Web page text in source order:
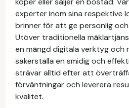
experter inom sina respektive
brinner för att ge personlig
Utöver traditionella
en mängd digitala verktyg och
säkerställa en smidig och
strävar alltid efter att
förväntningar och leverera
kvalitet.